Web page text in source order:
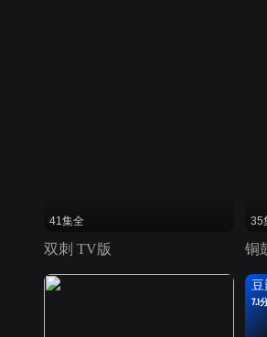
41集全
双刺 TV版
35
铜
7.1